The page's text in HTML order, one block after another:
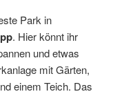
Park in
. Hier könnt ihr
und etwas
mit Gärten,
einem Teich. Das